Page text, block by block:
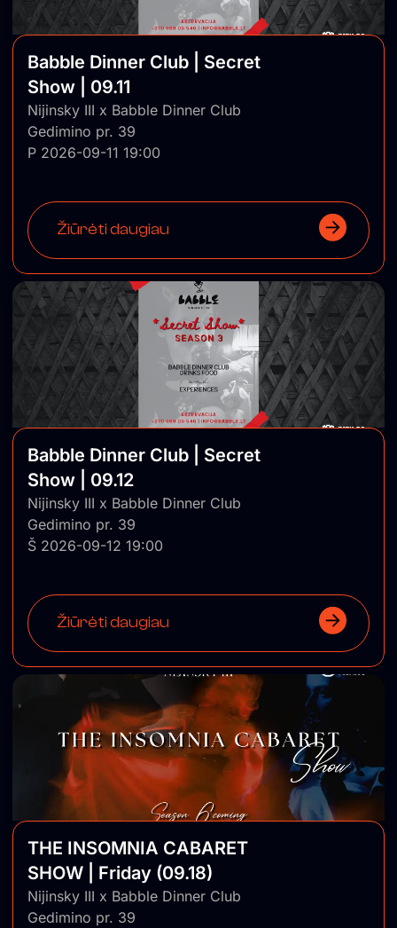
Babble Dinner Club | Secret
Show | 09.11
Nijinsky III x Babble Dinner Club
Gedimino pr. 39
P 2026-09-11 19:00
Žiūrėti daugiau
Babble Dinner Club | Secret
Show | 09.12
Nijinsky III x Babble Dinner Club
Gedimino pr. 39
Š 2026-09-12 19:00
Žiūrėti daugiau
THE INSOMNIA CABARET
SHOW | Friday (09.18)
Nijinsky III x Babble Dinner Club
Gedimino pr. 39